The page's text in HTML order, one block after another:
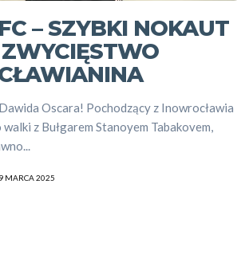
– SZYBKI NOKAUT
Oscara! Pochodzący z Inowrocławia
z Bułgarem Stanoyem Tabakovem,
MARCA 2025